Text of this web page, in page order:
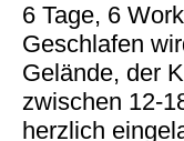
6 Tage, 6
Geschlafen
Gelände, der
zwischen 12-
herzlich